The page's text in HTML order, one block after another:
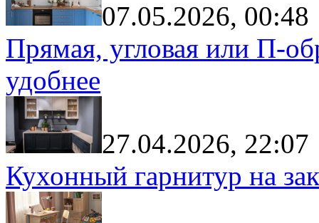
07.05.2026, 00:48
Прямая, угловая или П-
удобнее
27.04.2026, 22:07
Кухонный гарнитур на